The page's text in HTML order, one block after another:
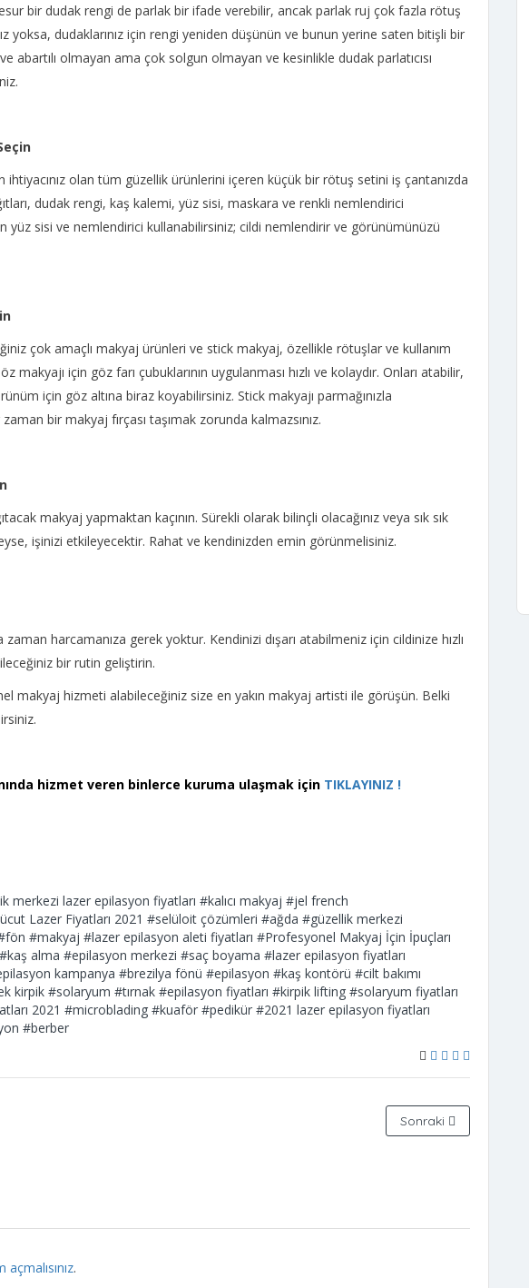
bir dudak rengi de parlak bir ifade verebilir, ancak parlak ruj çok fazla rötuş
yoksa, dudaklarınız için rengi yeniden düşünün ve bunun yerine saten bitişli bir
abartılı olmayan ama çok solgun olmayan ve kesinlikle dudak parlatıcısı
olan tüm güzellik ürünlerini içeren küçük bir rötuş setini iş çantanızda
dudak rengi, kaş kalemi, yüz sisi, maskara ve renkli nemlendirici
yüz sisi ve nemlendirici kullanabilirsiniz; cildi nemlendirir ve görünümünüzü
çok amaçlı makyaj ürünleri ve stick makyaj, özellikle rötuşlar ve kullanım
makyajı için göz farı çubuklarının uygulanması hızlı ve kolaydır. Onları atabilir,
için göz altına biraz koyabilirsiniz. Stick makyajı parmağınızla
bir makyaj fırçası taşımak zorunda kalmazsınız.
makyaj yapmaktan kaçının. Sürekli olarak bilinçli olacağınız veya sık sık
işinizi etkileyecektir. Rahat ve kendinizden emin görünmelisiniz.
harcamanıza gerek yoktur. Kendinizi dışarı atabilmeniz için cildinize hızlı
bir rutin geliştirin.
makyaj hizmeti alabileceğiniz size en yakın makyaj artisti ile görüşün. Belki
hizmet veren binlerce kuruma ulaşmak için TIKLAYINIZ !
merkezi lazer epilasyon fiyatları #kalıcı makyaj #jel french
Lazer Fiyatları 2021 #selüloit çözümleri #ağda #güzellik merkezi
#makyaj #lazer epilasyon aleti fiyatları #Profesyonel Makyaj İçin İpuçları
#kaş alma #epilasyon merkezi #saç boyama #lazer epilasyon fiyatları
kampanya #brezilya fönü #epilasyon #kaş kontörü #cilt bakımı
kirpik #solaryum #tırnak #epilasyon fiyatları #kirpik lifting #solaryum fiyatları
2021 #microblading #kuaför #pedikür #2021 lazer epilasyon fiyatları
#berber
Sonraki
.